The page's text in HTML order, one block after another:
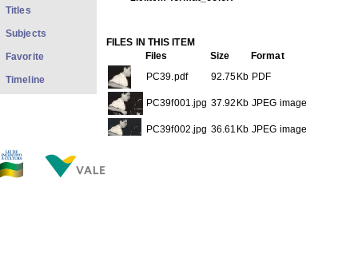
FILES IN THIS ITEM
Files
Size
Format
PC39.pdf
92.75Kb PDF
PC39f001.jpg 37.92Kb JPEG image
PC39f002.jpg 36.61Kb JPEG image
Titles
Subjects
Favorite
Timeline